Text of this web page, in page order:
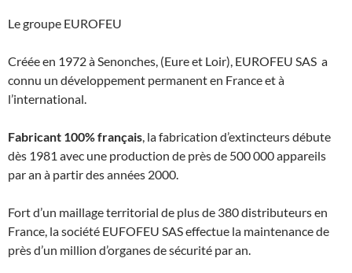
Le groupe EUROFEU
Créée en 1972 à Senonches, (Eure et Loir), EUROFEU SAS a
connu un développement permanent en France et à
l’international.
Fabricant 100% français , la fabrication d’extincteurs débute
dès 1981 avec une production de près de 500 000 appareils
par an à partir des années 2000.
Fort d’un maillage territorial de plus de 380 distributeurs en
France, la société EUFOFEU SAS effectue la maintenance de
près d’un million d’organes de sécurité par an.